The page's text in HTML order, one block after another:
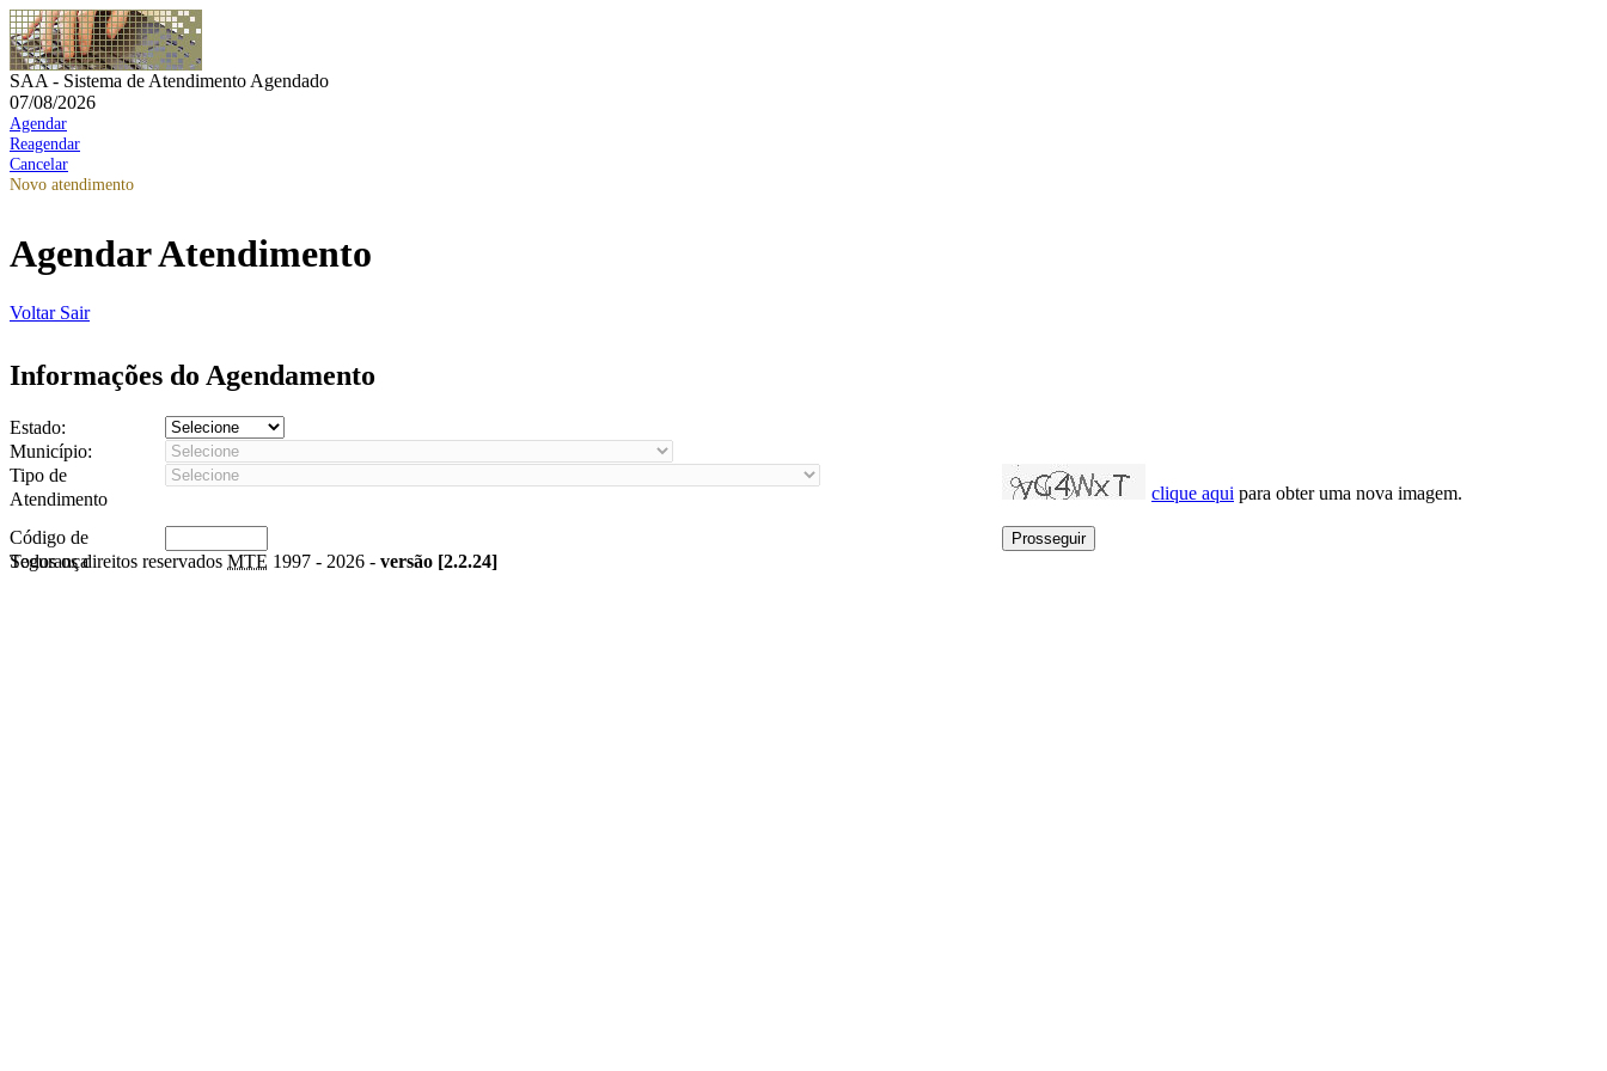
SAA - Sistema de Atendimento Agendado
07/08/2026
Agendar
Reagendar
Cancelar
Novo atendimento
Agendar Atendimento
Voltar Sair
Informações do Agendamento
Estado:
Município:
Tipo de
Atendimento
clique aqui para obter uma nova imagem.
Código de
Segurança
Todos os direitos reservados MTE 1997 - 2026 - versão [2.2.24]